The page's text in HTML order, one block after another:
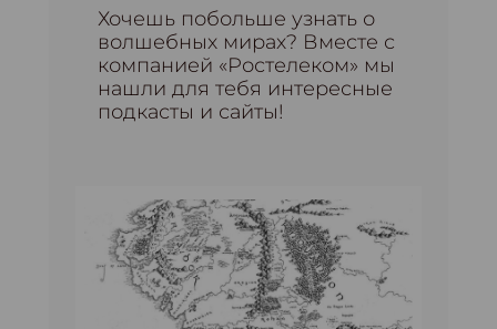
Хочешь побольше узнать о
волшебных мирах? Вместе с
компанией «Ростелеком» мы
нашли для тебя интересные
подкасты и сайты!